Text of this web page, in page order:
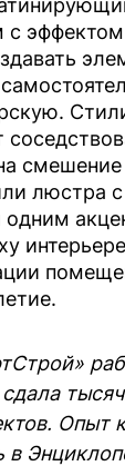
с
смешение
люстра
одним
сдала
Опыт
в